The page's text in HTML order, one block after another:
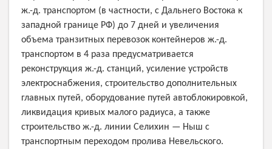
ж.-д. транспортом (в частности, с Дальнего Востока к
западной границе РФ) до 7 дней и увеличения
объема транзитных перевозок контейнеров ж.-д.
транспортом в 4 раза предусматривается
реконструкция ж.-д. станций, усиление устройств
электроснабжения, строительство дополнительных
главных путей, оборудование путей автоблокировкой,
ликвидация кривых малого радиуса, а также
строительство ж.-д. линии Селихин — Ныш с
транспортным переходом пролива Невельского.